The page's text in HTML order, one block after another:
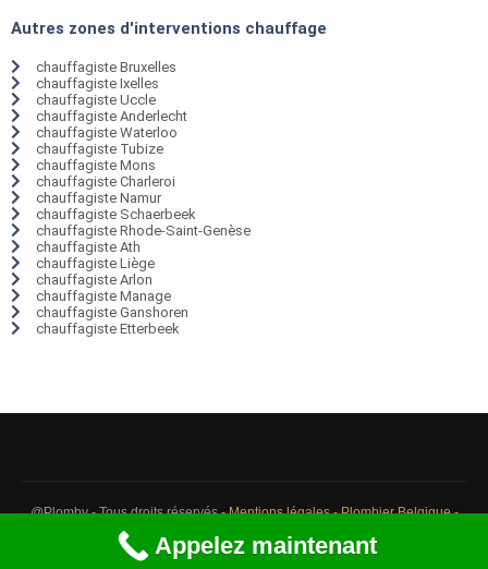
Autres zones d'interventions chauffage
chauffagiste Bruxelles
chauffagiste Ixelles
chauffagiste Uccle
chauffagiste Anderlecht
chauffagiste Waterloo
chauffagiste Tubize
chauffagiste Mons
chauffagiste Charleroi
chauffagiste Namur
chauffagiste Schaerbeek
chauffagiste Rhode-Saint-Genèse
chauffagiste Ath
chauffagiste Liège
chauffagiste Arlon
chauffagiste Manage
chauffagiste Ganshoren
chauffagiste Etterbeek
@Plomby - Tous droits réservés -Mentions légales-Plombier Belgique-
Débouchage Belgique
Appelez maintenant